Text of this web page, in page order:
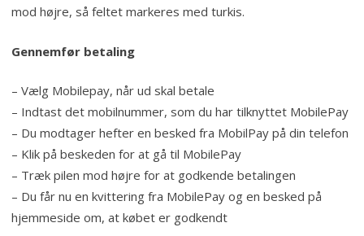
mod højre, så feltet markeres med turkis.
Gennemfør betaling
– Vælg Mobilepay, når ud skal betale
– Indtast det mobilnummer, som du har tilknyttet MobilePay
– Du modtager hefter en besked fra MobilPay på din telefon
– Klik på beskeden for at gå til MobilePay
– Træk pilen mod højre for at godkende betalingen
– Du får nu en kvittering fra MobilePay og en besked på
hjemmeside om, at købet er godkendt